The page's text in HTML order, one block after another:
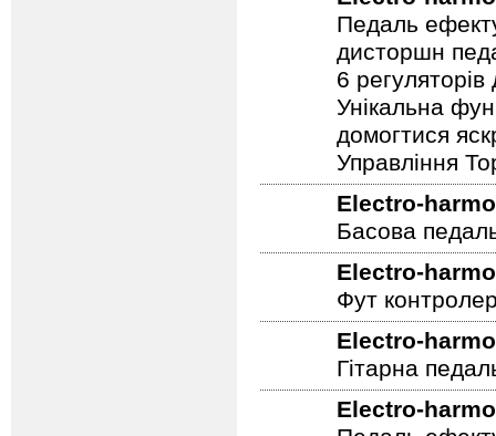
Electro-
Педаль
дисторшн
6
Унікальна
домогтися
Управління
Electro-
Басова
Electro-
Фут
Electro-
Гітарна
Electro-